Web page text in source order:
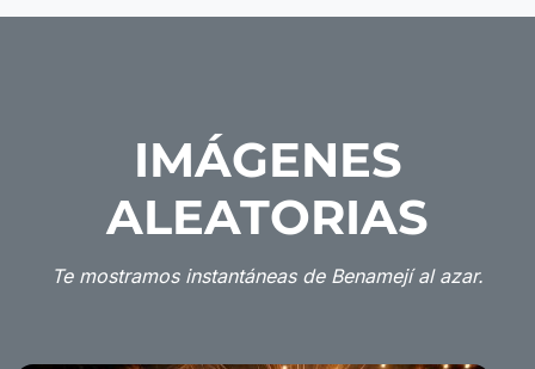
IMÁGENES
ALEATORIAS
Te mostramos instantáneas de Benamejí al azar.